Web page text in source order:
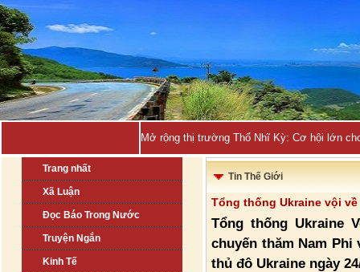
Mở rộng thị trường Thổ Nhĩ Kỳ: Cơ hội lớn
Trang nhất
Xã Luận
Đọc Báo Trong Nước
Truyện Ngắn
Kinh Tế
Tin Thế Giới
Tổng thống Ukraine vội
Tổng thống Ukraine
chuyến thăm Nam
thủ đô Ukraine ngày